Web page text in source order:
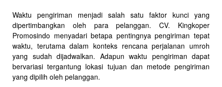
Waktu pengiriman menjadi salah satu faktor kunci yang
dipertimbangkan oleh para pelanggan. CV. Kingkoper
Promosindo menyadari betapa pentingnya pengiriman tepat
waktu, terutama dalam konteks rencana perjalanan umroh
yang sudah dijadwalkan. Adapun waktu pengiriman dapat
bervariasi tergantung lokasi tujuan dan metode pengiriman
yang dipilih oleh pelanggan.